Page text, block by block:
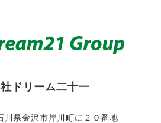
ドリーム二十一
県金沢市岸川町に２０番地